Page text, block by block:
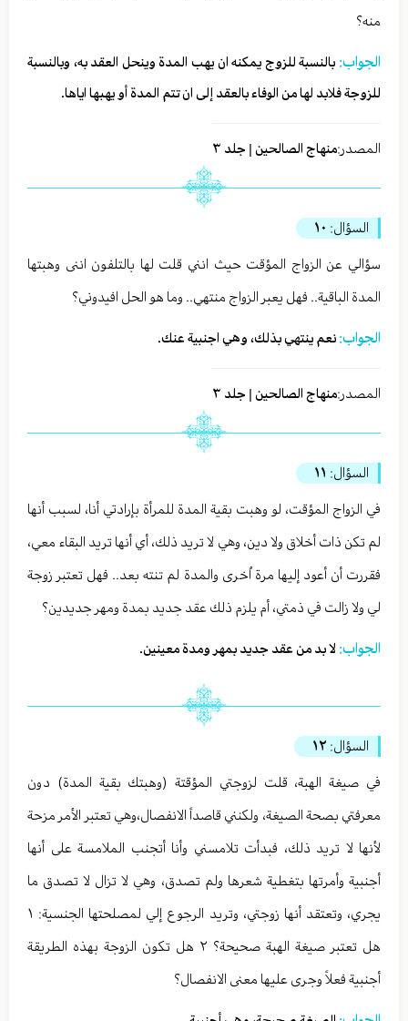
منه؟
الجواب: بالنسبة للزوج يمكنه ان يهب المدة وينحل العقد به، وبالنسبة
للزوجة فلابد لها من الوفاء بالعقد إلى ان تتم المدة أو يهبها اياها.
المصدر:منهاج الصالحين | جلد ٣
السؤال: ١٠
سؤالي عن الزواج المؤقت حيث انني قلت لها بالتلفون اننى وهبتها
المدة الباقية.. فهل يعبر الزواج منتهي.. وما هو الحل افيدوني؟
الجواب: نعم ينتهي بذلك، وهي اجنبية عنك.
المصدر:منهاج الصالحين | جلد ٣
السؤال: ١١
في الزواج المؤقت، لو وهبت بقية المدة للمرأة بإرادتي أنا، لسبب أنها
لم تكن ذات أخلاق ولا دين، وهي لا تريد ذلك، أي أنها تريد البقاء معي،
فقررت أن أعود إليها مرة اُخرى والمدة لم تنته بعد.. فهل تعتبر زوجة
لي ولا زالت في ذمتي، أم يلزم ذلك عقد جديد بمدة ومهر جديدين؟
الجواب: لا بد من عقد جديد بمهر ومدة معينين.
السؤال: ١٢
في صيغة الهبة، قلت لزوجتي المؤقتة (وهبتك بقية المدة) دون
معرفتي بصحة الصيغة، ولكنني قاصداً الانفصال،وهي تعتبر الأمر مزحة
لأنها لا تريد ذلك، فبدأت تلامسني وأنا أتجنب الملامسة على أنها
أجنبية وأمرتها بتغطية شعرها ولم تصدق، وهي لا تزال لا تصدق ما
يجري، وتعتقد أنها زوجتي، وتريد الرجوع إلي لمصلحتها الجنسية: ١
هل تعتبر صيغة الهبة صحيحة؟ ٢ هل تكون الزوجة بهذه الطريقة
أجنبية فعلاً وجرى عليها معنى الانفصال؟